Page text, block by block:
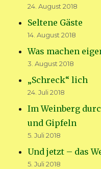
24. August 2018
Seltene Gäste
14. August 2018
Was machen
3. August 2018
„Schreck“ lich
24. Juli 2018
Im Weinberg
und Gipfeln
5. Juli 2018
Und jetzt – das
5. Juli 2018